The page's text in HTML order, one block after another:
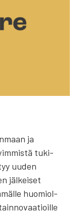
ja
tuki­
uuden
jäl­kei­set
huo­miol­